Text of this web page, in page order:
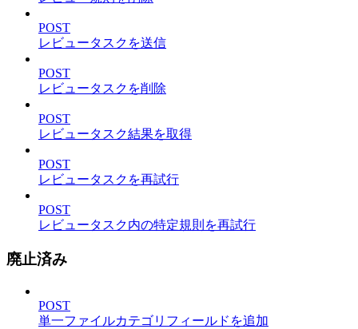
POST
レビュータスクを送信
POST
レビュータスクを削除
POST
レビュータスク結果を取得
POST
レビュータスクを再試行
POST
レビュータスク内の特定規則を再試行
廃止済み
POST
単一ファイルカテゴリフィールドを追加